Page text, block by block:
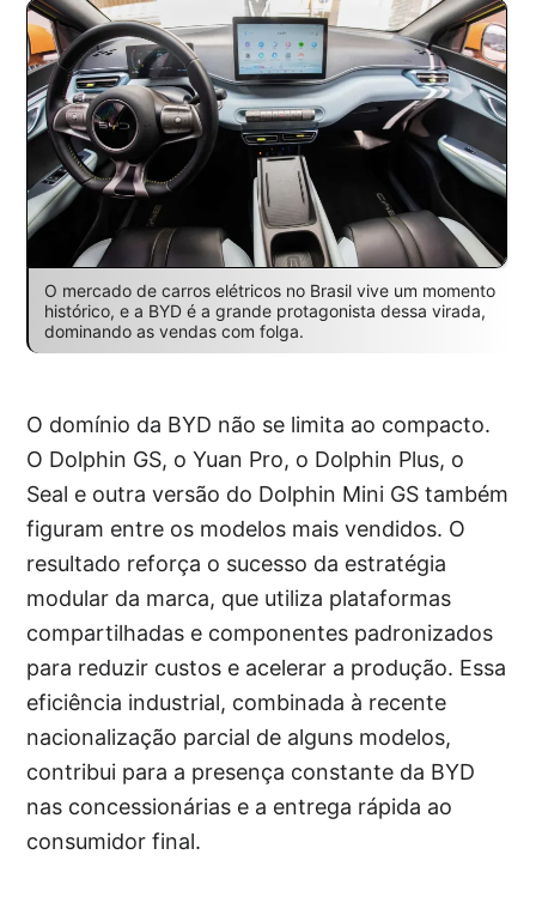
O mercado de carros elétricos no Brasil vive um momento
histórico, e a BYD é a grande protagonista dessa virada,
dominando as vendas com folga.
O domínio da BYD não se limita ao compacto.
O Dolphin GS, o Yuan Pro, o Dolphin Plus, o
Seal e outra versão do Dolphin Mini GS também
figuram entre os modelos mais vendidos. O
resultado reforça o sucesso da estratégia
modular da marca, que utiliza plataformas
compartilhadas e componentes padronizados
para reduzir custos e acelerar a produção. Essa
eficiência industrial, combinada à recente
nacionalização parcial de alguns modelos,
contribui para a presença constante da BYD
nas concessionárias e a entrega rápida ao
consumidor final.